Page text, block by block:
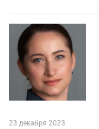
23 декабря 2023